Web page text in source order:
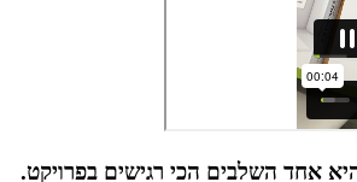
אחד השלבים הכי רגישים בפרויקט.